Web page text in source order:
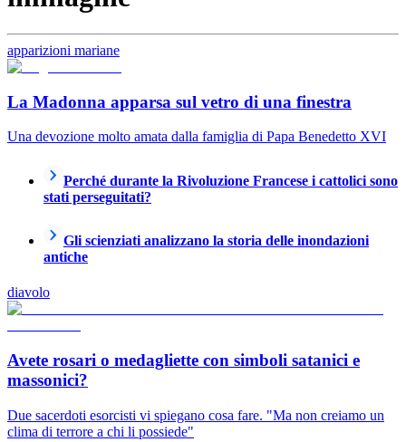
apparizioni mariane
La Madonna apparsa sul vetro di una finestra
Una devozione molto amata dalla famiglia di Papa Benedetto XVI
Perché durante la Rivoluzione Francese i cattolici sono
stati perseguitati?
Gli scienziati analizzano la storia delle inondazioni
antiche
diavolo
Avete rosari o medagliette con simboli satanici e
massonici?
Due sacerdoti esorcisti vi spiegano cosa fare. "Ma non creiamo un
clima di terrore a chi li possiede"